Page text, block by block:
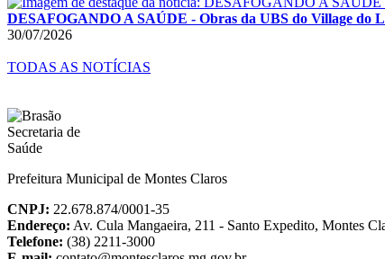
DESAFOGANDO A SAÚDE - Obras da UBS do Village do
30/07/2026
TODAS AS NOTÍCIAS
Prefeitura Municipal de Montes Claros
CNPJ: 22.678.874/0001-35
Endereço: Av. Cula Mangaeira, 211 - Santo Expedito, Montes
Telefone: (38) 2211-3000